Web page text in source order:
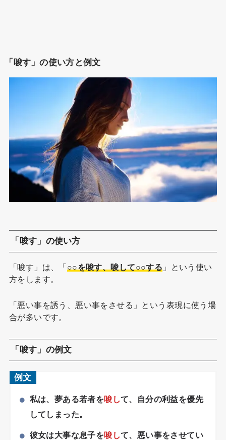
「唆す」の使い方と例文
「唆す」の使い方
「唆す」は、「○○を唆す、唆して○○する 」という使い
方をします。
「悪い事を誘う、悪い事をさせる」という表現に使う場
合が多いです。
「唆す」の例文
例文
私は、夢ある若者を唆して、自分の利益を優先
してしまった。
彼女は大事な息子を唆して、悪い事をさせてい